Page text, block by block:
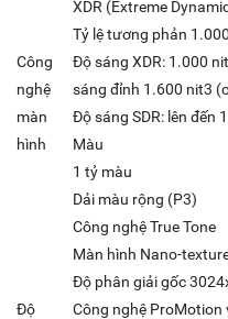
Công
nghệ
màn
hình
XDR (Extreme
Tỷ lệ tương phản
Độ sáng XDR: 1.000
sáng đỉnh 1.600 nit3
Độ sáng SDR: lên đến
Màu
1 tỷ màu
Dải màu rộng (P3)
Công nghệ True Tone
Màn hình Nano-
Độ
Độ phân giải gốc
Công nghệ ProMotion